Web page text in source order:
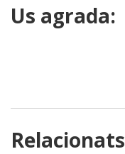
Us agrada:
Relacionats